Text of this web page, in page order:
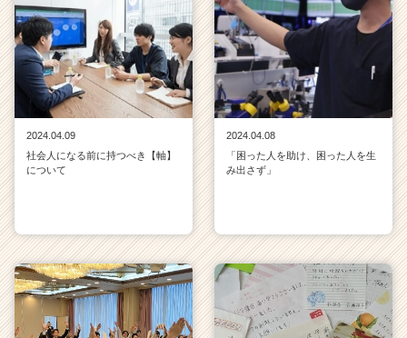
2024.04.09
社会人になる前に持つべき【軸】
について
2024.04.08
「困った人を助け、困った人を生
み出さず」